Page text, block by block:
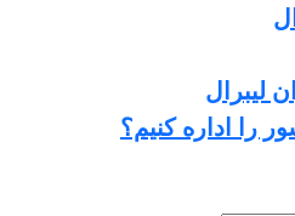
لیبرال
را اداره کنیم؟